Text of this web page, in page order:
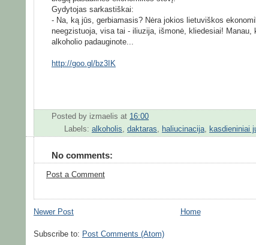
Gydytojas sarkastiškai:
- Na, ką jūs, gerbiamasis? Nėra jokios lietuviškos
neegzistuoja, visa tai - iliuzija, išmonė, kliedesiai! Manau,
alkoholio padauginote...
http://goo.gl/bz3IK
Posted by izmaelis at 16:00
Labels: alkoholis daktaras haliucinacija kasdieniniai
No comments:
Post a Comment
Newer Post Home
Subscribe to: Post Comments (Atom)